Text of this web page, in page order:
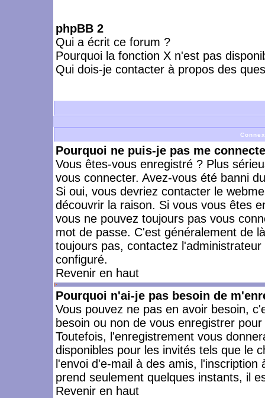
phpBB 2
Qui a écrit ce forum ?
Pourquoi la fonction X n'est pas
Qui dois-je contacter à propos des
Pourquoi ne puis-je pas me
Vous êtes-vous enregistré ? Plus
vous connecter. Avez-vous été banni
Si oui, vous devriez contacter le
découvrir la raison. Si vous vous êtes
vous ne pouvez toujours pas vous
mot de passe. C'est généralement de
toujours pas, contactez
configuré.
Revenir en haut
Pourquoi n'ai-je pas besoin de
Vous pouvez ne pas en avoir besoin,
besoin ou non de vous enregistrer
Toutefois, l'enregistrement vous
disponibles pour les invités tels que le
l'envoi d'e-mail à des amis,
prend seulement quelques instants, il
Revenir en haut